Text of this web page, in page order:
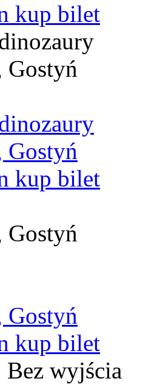
kup bilet
Gostyń
Gostyń
kup bilet
Gostyń
Gostyń
kup bilet
Bez wyjścia